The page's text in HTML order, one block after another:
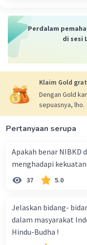
Selain teori
melalui
muslim
menyatakan
melalui
muslim.
Islam
ke-13 dan 14.
kerajaan-
Indonesia,
Kerajaan-
dalam
menggunakan
Perdalam
di sesi
Klaim Gold
Dengan Gold
sepuasnya, lho.
Pertanyaan serupa
Apakah benar NIBKD
menghadapi
37 5.0
Jelaskan bidang-
dalam masyarakat
Hindu-Budha !